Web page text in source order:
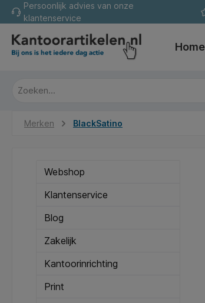
Ga naar de hoofdnavigatie
Persoonlijk advies van onze
klantenservice
Home
Merken BlackSatino
Webshop
Klantenservice
Blog
Zakelijk
Kantoorinrichting
Print